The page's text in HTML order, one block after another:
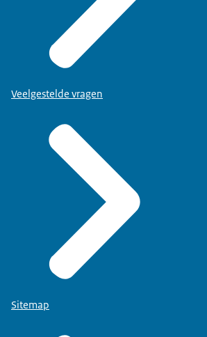
Veelgestelde vragen
Sitemap